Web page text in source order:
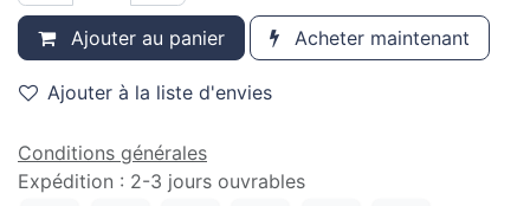
Ajouter au panier Acheter maintenant
Ajouter à la liste d'envies
Conditions générales
Expédition : 2-3 jours ouvrables